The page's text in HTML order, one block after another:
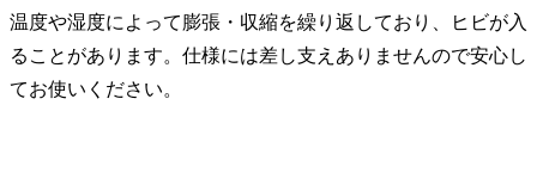
温度や湿度によって膨張・収縮を繰り返しており、ヒビが入
ることがあります。仕様には差し支えありませんので安心し
てお使いください。